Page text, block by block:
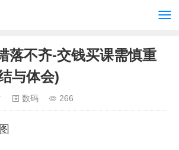
落不齐-交钱买课需慎重
与体会)
数码 266